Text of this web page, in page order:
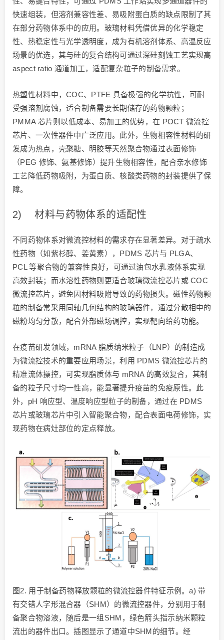
快速组装，但溶剂兼容性差、易吸附蛋白质的缺点限制了其
在部分药物体系中的应用。玻璃材料凭借优异的化学稳定
性、热稳定性与光学透明度，成为有机溶剂体系、高温反应
场景的优选，其与硅的复合结构可通过深硅刻蚀工艺实现高
aspect ratio 通道加工，适配复杂粒子的制备需求。
热塑性材料中，COC、PTFE 具备极强的化学抗性，可耐
受强溶剂腐蚀，适合制备需要长期储存的药物颗粒；
PMMA 芯片则以低成本、易加工的优势，在 POCT 微流控
芯片、一次性器件中广泛应用。此外，生物相容性材料的研
发成为热点，壳聚糖、明胶等天然聚合物通过表面修饰
（PEG 修饰、氨基修饰）提升生物相容性，配合亲水修饰
工艺降低药物吸附，为蛋白质、核酸类药物的封装提供了保
障。
2) 材料与药物体系的适配性
不同药物体系对微流控材料的需求存在显著差异。对于疏水
性药物（如紫杉醇、姜黄素），PDMS 芯片与 PLGA、
PCL 等聚合物的兼容性良好，可通过油包水乳液体系实现
高效封装；而水溶性药物则更适合玻璃微流控芯片或 COC
微流控芯片，避免因材料吸附导致的药物损失。磁性药物颗
粒的制备常采用同轴几何结构的玻璃器件，通过分散相中的
磁粉均匀分散，配合外部磁场调控，实现靶向给药功能。
在疫苗研发领域，mRNA 脂质纳米粒子（LNP）的制造成
为微流控技术的重要应用场景，利用 PDMS 微流控芯片的
精准流体操控，可实现脂质体与 mRNA 的高效复合，其制
备的粒子尺寸均一性高，能显著提升疫苗的免疫原性。此
外，pH 响应型、温度响应型粒子的制备，通过在 PDMS
芯片或玻璃芯片中引入智能聚合物，配合表面电荷修饰，实
现药物在病灶部位的定点释放。
图2. 用于制备药物释放颗粒的微流控器件特征示例。a) 带
有交错人字形混合器（SHM）的微流控器件，分别用于制
备聚合物溶液，随后是一组SHM，绿色箭头指示纳米颗粒
流出的器件出口。插图显示了通道中SHM的细节。经